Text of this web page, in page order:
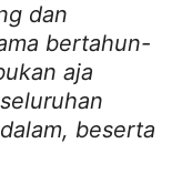
dan
bertahun-
aja
beserta